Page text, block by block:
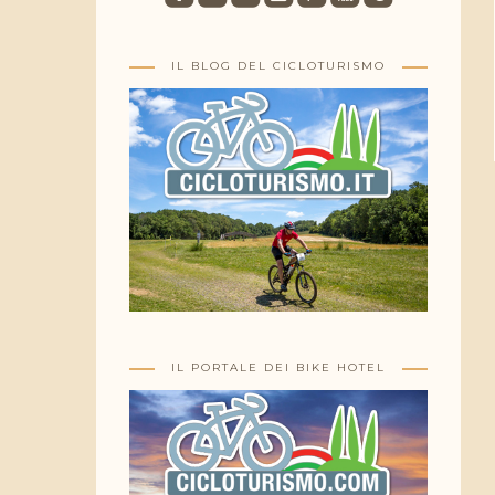
IL BLOG DEL CICLOTURISMO
IL PORTALE DEI BIKE HOTEL